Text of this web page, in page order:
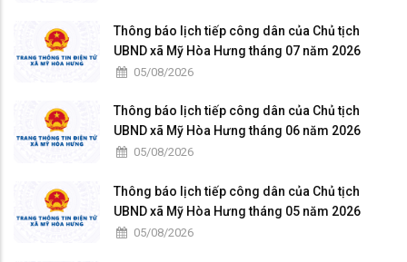
Thông báo lịch tiếp công dân của Chủ tịch
UBND xã Mỹ Hòa Hưng tháng 07 năm 2026
05/08/2026
Thông báo lịch tiếp công dân của Chủ tịch
UBND xã Mỹ Hòa Hưng tháng 06 năm 2026
05/08/2026
Thông báo lịch tiếp công dân của Chủ tịch
UBND xã Mỹ Hòa Hưng tháng 05 năm 2026
05/08/2026